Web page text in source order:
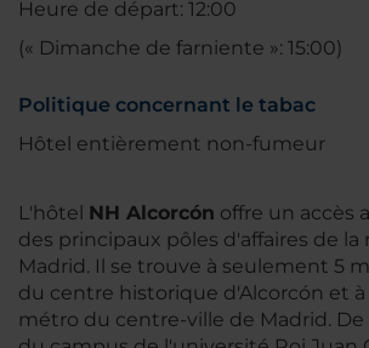
Heure de départ: 12:00
(« Dimanche de farniente »: 15:00)
Politique concernant le tabac
Hôtel entièrement non-fumeur
L'hôtel NH Alcorcón offre un accès
des principaux pôles d'affaires de la
Madrid. Il se trouve à seulement 5
du centre historique d'Alcorcón et
métro du centre-ville de Madrid.